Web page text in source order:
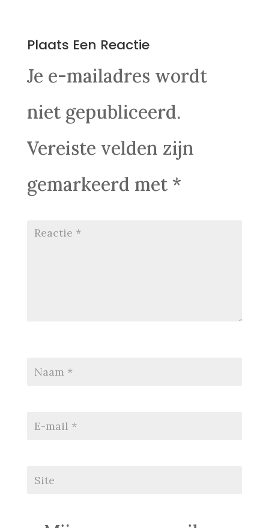
Plaats Een Reactie
Je e-mailadres wordt
niet gepubliceerd.
Vereiste velden zijn
gemarkeerd met *